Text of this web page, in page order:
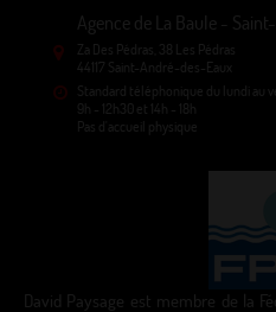
Agence de La Baule -
Za Des Pédras, 38 Les Pédras
44117 Saint-André-des-Eaux
Standard téléphonique du lundi au
9h - 12h30 et 14h - 18h
Pas d'accueil physique
David Paysage est membre de la